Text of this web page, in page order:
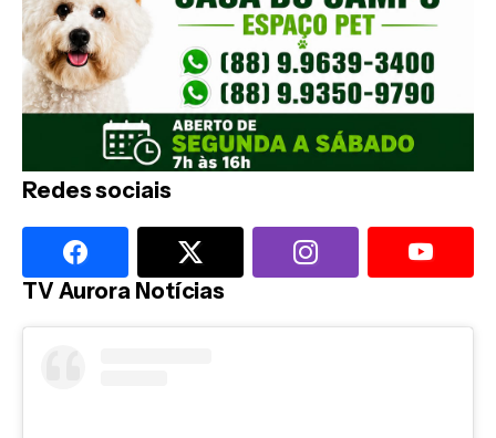
Redes sociais
TV Aurora Notícias